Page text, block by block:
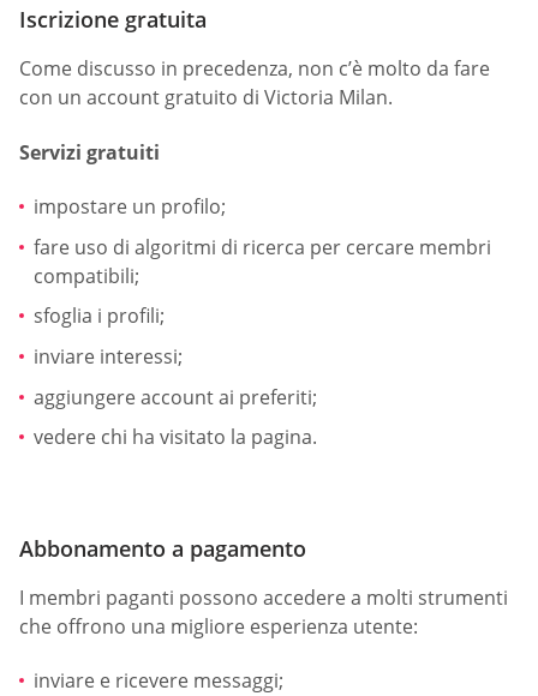
Iscrizione gratuita
Come discusso in precedenza, non c’è molto da fare
con un account gratuito di Victoria Milan.
Servizi gratuiti
impostare un profilo;
fare uso di algoritmi di ricerca per cercare membri
compatibili;
sfoglia i profili;
inviare interessi;
aggiungere account ai preferiti;
vedere chi ha visitato la pagina.
Abbonamento a pagamento
I membri paganti possono accedere a molti strumenti
che offrono una migliore esperienza utente:
inviare e ricevere messaggi;